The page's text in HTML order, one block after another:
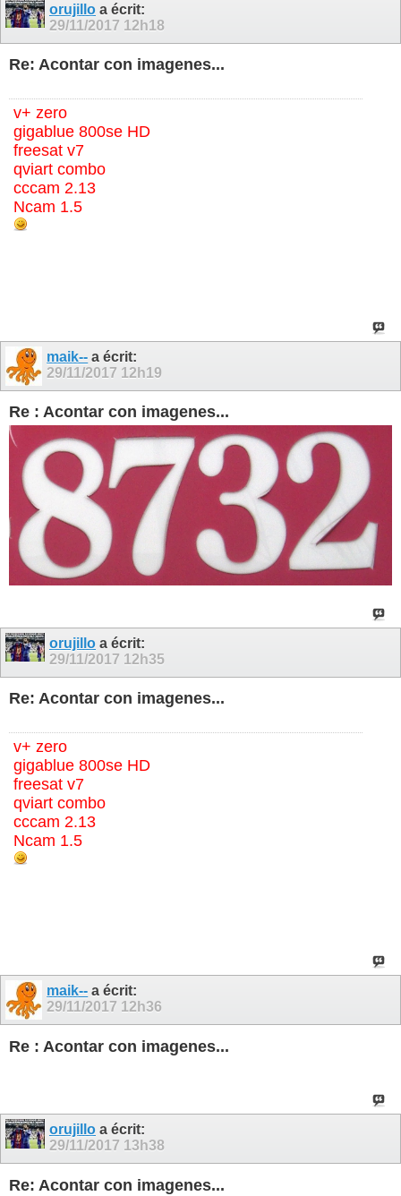
orujillo a écrit:
29/11/2017 12h18
Re: Acontar con imagenes...
v+ zero
gigablue 800se HD
freesat v7
qviart combo
cccam 2.13
Ncam 1.5
maik-- a écrit:
29/11/2017 12h19
Re : Acontar con imagenes...
orujillo a écrit:
29/11/2017 12h35
Re: Acontar con imagenes...
v+ zero
gigablue 800se HD
freesat v7
qviart combo
cccam 2.13
Ncam 1.5
maik-- a écrit:
29/11/2017 12h36
Re : Acontar con imagenes...
orujillo a écrit:
29/11/2017 13h38
Re: Acontar con imagenes...